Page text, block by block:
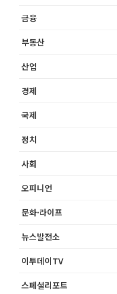
금융
부동산
산업
경제
국제
정치
사회
오피니언
문화·라이프
뉴스발전소
이투데이TV
스페셜리포트